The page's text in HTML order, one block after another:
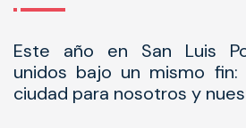
Este año en San Luis
unidos bajo un mismo
ciudad para nosotros y